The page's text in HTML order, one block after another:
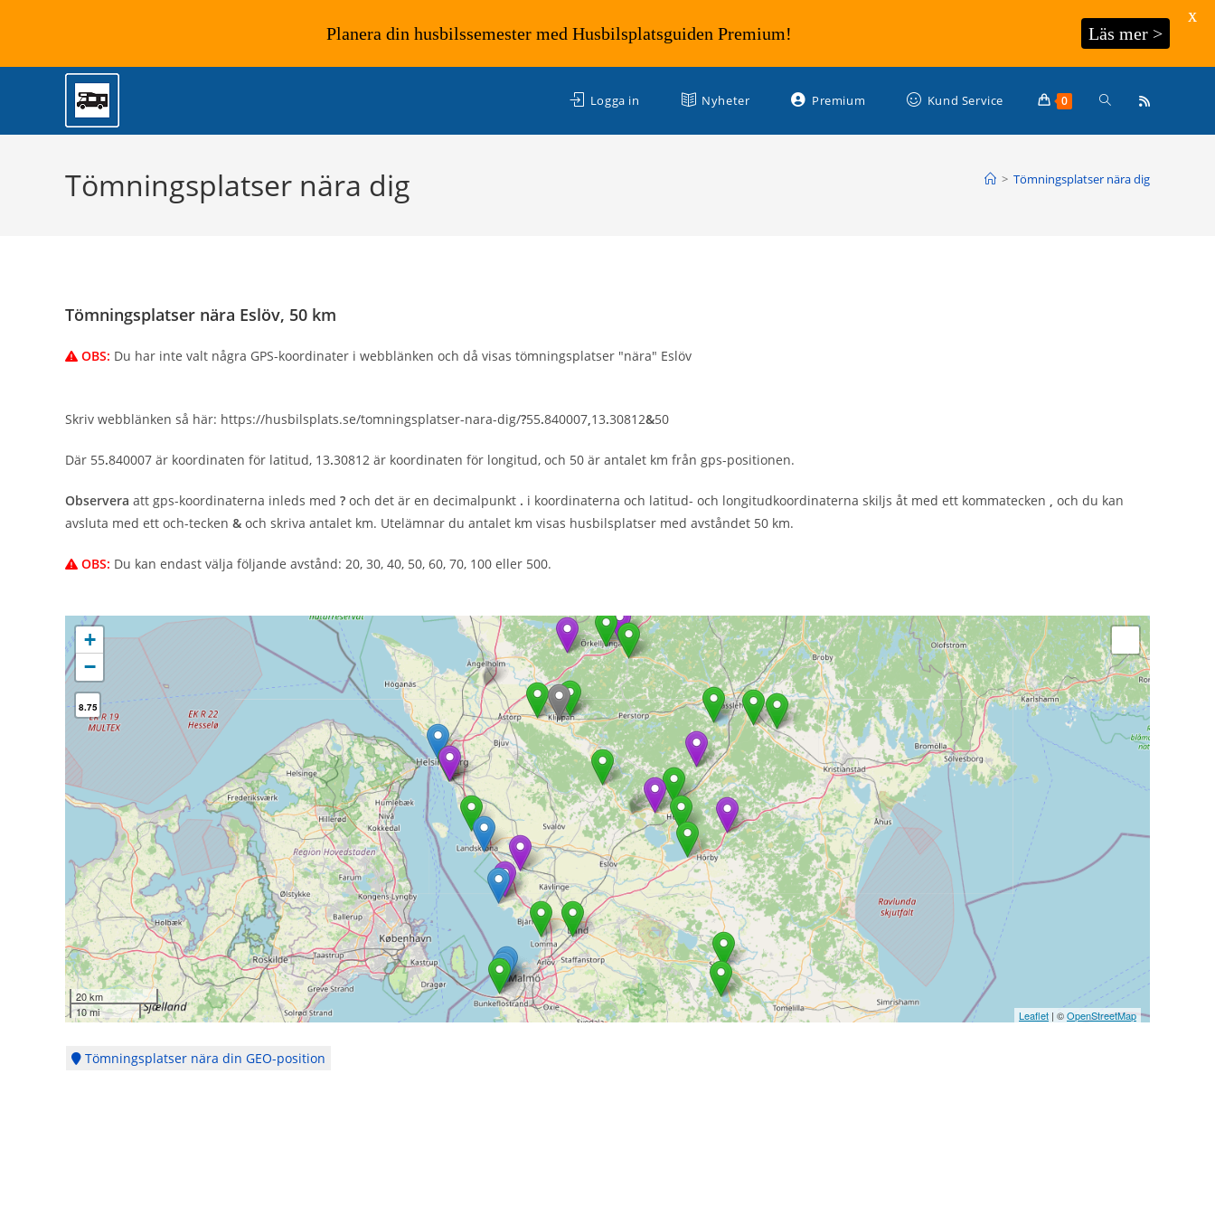
Logga in Nyheter Premium Kund Service 0 Slå
Tömningsplatser nära dig > Tömningsplatser nära dig
Tömningsplatser nära Eslöv, 50 km
OBS: Du har inte valt några GPS-koordinater i webblänken och då visas tömningsplatser "nära" Eslöv
Skriv webblänken så här: https://husbilsplats.se/tomningsplatser-nara-dig/?55.840007,13.30812&50
Där 55.840007 är koordinaten för latitud, 13.30812 är koordinaten för longitud, och 50 är antalet km från gps-positionen.
Observera att gps-koordinaterna inleds med ? och det är en decimalpunkt . i koordinaterna och latitud- och longitudkoordinaterna skiljs åt med ett kommatecken , och du kan
avsluta med ett och-tecken & och skriva antalet km. Utelämnar du antalet km visas husbilsplatser med avståndet 50 km.
OBS: Du kan endast välja följande avstånd: 20, 30, 40, 50, 60, 70, 100 eller 500.
+
−
8.75
20 km
10 mi
Leaflet | ©OpenStreetMap
Tömningsplatser nära din GEO-position
Planera din husbilssemester med Husbilsplatsguiden Premium! Läs mer >
X